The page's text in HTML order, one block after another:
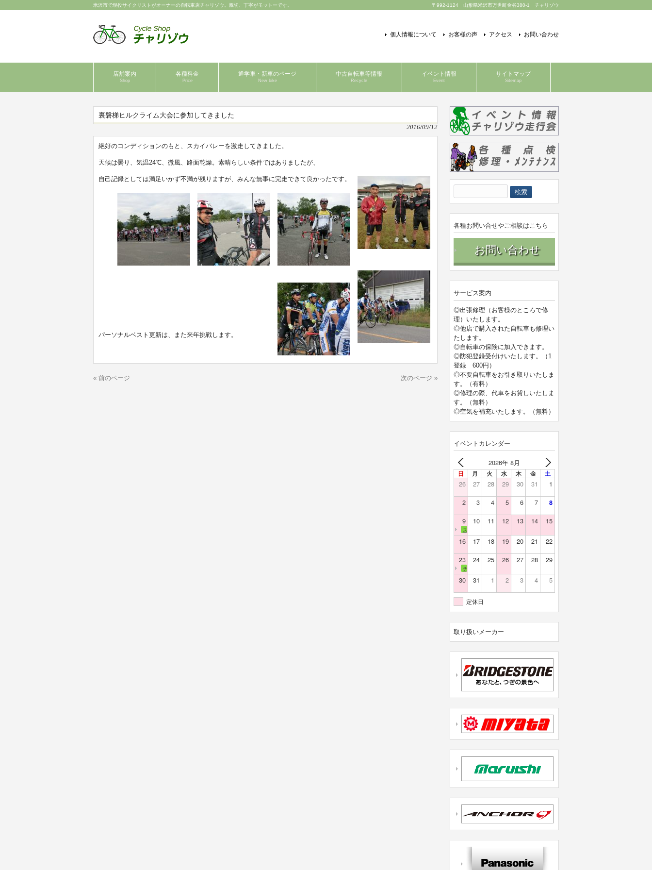
米沢市で現役サイクリストがオーナーの自転車店チャリゾウ。親切、丁寧がモットーです。 〒992-1124 山形県米沢市万世町金谷380-1 チャリゾウ
個人情報について お客様の声 アクセス お問い合わせ
店舗案内
Shop
各種料金
Price
通学車・新車のページ
New bike
中古自転車等情報
Recycle
イベント情報
Event
サイトマップ
Sitemap
裏磐梯ヒルクライム大会に参加してきました
2016/09/12
絶好のコンディションのもと、スカイバレーを激走してきました。
天候は曇り、気温24℃、微風、路面乾燥。素晴らしい条件ではありましたが、
自己記録としては満足いかず不満が残りますが、みんな無事に完走できて良かったです。
パーソナルベスト更新は、また来年挑戦します。
« 前のページ 次のページ »
索:
各種お問い合せやご相談はこちら
お問い合わせ
サービス案内
◎出張修理（お客様のところで修
理）いたします。
◎他店で購入された自転車も修理い
たします。
◎自転車の保険に加入できます。
◎防犯登録受付けいたします。（1
登録 600円）
◎不要自転車をお引き取りいたしま
す。（有料）
◎修理の際、代車をお貸しいたしま
す。（無料）
◎空気を補充いたします。（無料）
イベントカレンダー
2026年 8月
日 月 火 水 木 金 土
26 27 28 29 30 31
1
2
3 4 5 6 7 8
9 10 11 12 13 14 15
スカイバレー
16 17 18 19 20 21
22
23
24 25 26 27 28 29
チェリーランド
30 31 1 2 3 4 5
定休日
取り扱いメーカー